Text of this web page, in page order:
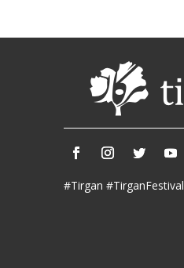
#Tirgan #TirganFestival